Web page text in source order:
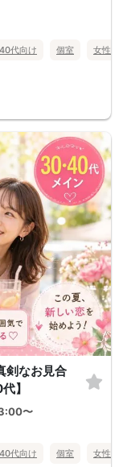
40代向け 個室 女性無
なお見合
】
〜
40代向け 個室 女性無